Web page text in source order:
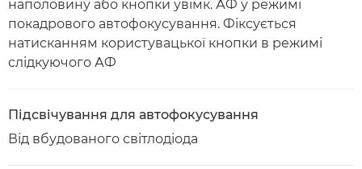
наполовину або кнопки увімк. АФ у режимі
покадрового автофокусування. Фіксується
натисканням користувацької кнопки в режимі
слідкуючого АФ
Підсвічування для автофокусування
Від вбудованого світлодіода